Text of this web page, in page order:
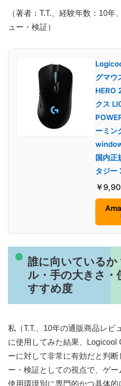
（著者：T.T.、経験年数：10
ュー・検証）
グマウ
HERO
クス
ーミン
国内正
タジー
￥
誰に向いているか
ル・手の大きさ・
すすめ度
私（T.T.、10年の通販商品レビ
に使用してみた結果、Logicool
ーに対して非常に有効だと判断
ー・検証としての視点で、ゲー
使用環境別に専門的かつ具体的